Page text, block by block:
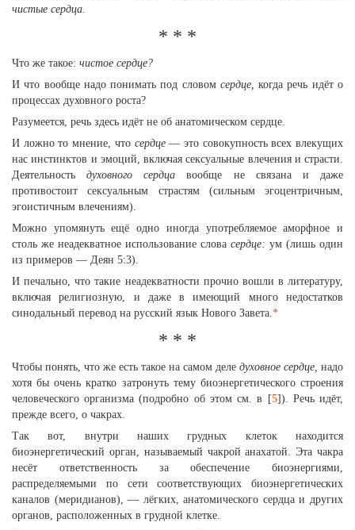
чистые сердца.
* * *
Что же такое: чистое сердце?
И что вообще надо понимать под словом сердце, когда речь идёт о
процессах духовного роста?
Разумеется, речь здесь идёт не об анатомическом сердце.
И ложно то мнение, что сердце— это совокупность всех влекущих
нас инстинктов и эмоций, включая сексуальные влечения и страсти.
Деятельностьдуховного сердца вообще не связана и даже
противостоит сексуальным страстям (сильным эгоцентричным,
эгоистичным влечениям).
Можно упомянуть ещё одно иногда употребляемое аморфное и
столь же неадекватное использование слова сердце: ум (лишь один
из примеров — Деян 5:3).
И печально, что такие неадекватности прочно вошли в литературу,
включая религиозную, и даже в имеющий много недостатков
синодальный перевод на русский язык Нового Завета.*
* * *
Чтобы понять, что же есть такое на самом деле духовное сердце, надо
хотя бы очень кратко затронуть тему биоэнергетического строения
человеческого организма (подробно об этом см. в [5]). Речь идёт,
прежде всего, о чакрах.
Так вот, внутри наших грудных клеток находится
биоэнергетический орган, называемый чакрой анахатой. Эта чакра
несёт ответственность за обеспечение биоэнергиями,
распределяемыми по сети соответствующих биоэнергетических
каналов (меридианов), — лёгких, анатомического сердца и других
органов, расположенных в грудной клетке.